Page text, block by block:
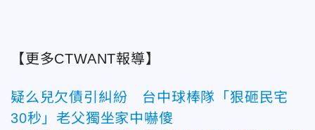
【更多CTWANT報導】
疑么兒欠債引糾紛 台中球棒隊「狠砸民宅
30秒」老父獨坐家中嚇傻